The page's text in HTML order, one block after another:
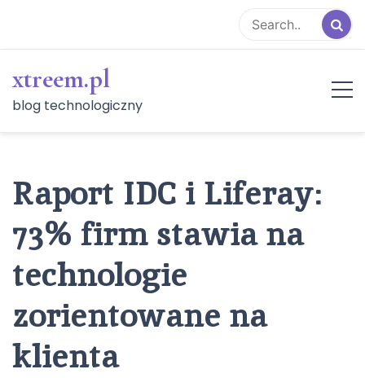
content
xtreem.pl
blog technologiczny
Raport IDC i Liferay:
73% firm stawia na
technologie
zorientowane na
klienta